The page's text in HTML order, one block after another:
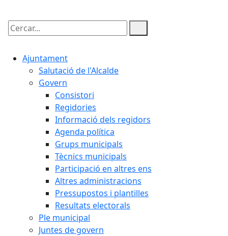
Cercar:
Ajuntament
Salutació de l'Alcalde
Govern
Consistori
Regidories
Informació dels regidors
Agenda política
Grups municipals
Tècnics municipals
Participació en altres ens
Altres administracions
Pressupostos i plantilles
Resultats electorals
Ple municipal
Juntes de govern